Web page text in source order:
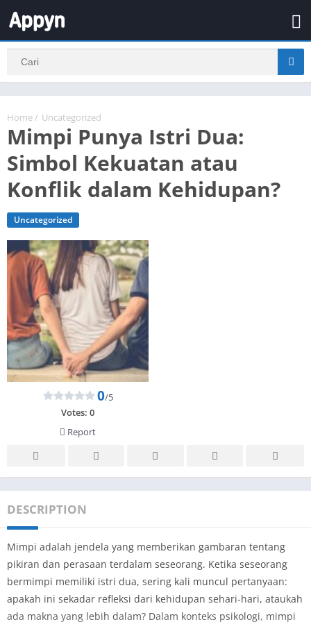
Home / Uncategorized
Mimpi Punya Istri Dua:
Simbol Kekuatan atau
Konflik dalam Kehidupan?
Uncategorized
0/5
Votes: 0
Report
DESCRIPTION
Mimpi adalah jendela yang memberikan gambaran tentang
pikiran dan perasaan terdalam seseorang. Ketika seseorang
bermimpi memiliki istri dua, sering kali muncul pertanyaan:
apakah ini sekadar refleksi dari kehidupan sehari-hari, ataukah
ada makna yang lebih dalam? Dalam konteks psikologi, mimpi